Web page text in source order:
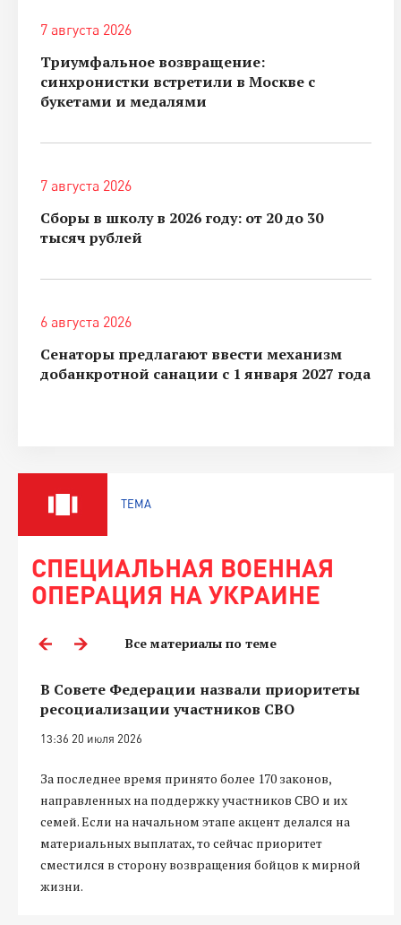
7 августа 2026
Триумфальное возвращение:
синхронистки встретили в Москве с
букетами и медалями
7 августа 2026
Сборы в школу в 2026 году: от 20 до 30
тысяч рублей
6 августа 2026
Сенаторы предлагают ввести механизм
добанкротной санации с 1 января 2027 года
ТЕМА
СПЕЦИАЛЬНАЯ ВОЕННАЯ
ОПЕРАЦИЯ НА УКРАИНЕ
Все материалы по теме
В Совете Федерации назвали приоритеты
ресоциализации участников СВО
13:36 20 июля 2026
За последнее время принято более 170 законов,
направленных на поддержку участников СВО и их
семей. Если на начальном этапе акцент делался на
материальных выплатах, то сейчас приоритет
сместился в сторону возвращения бойцов к мирной
жизни.